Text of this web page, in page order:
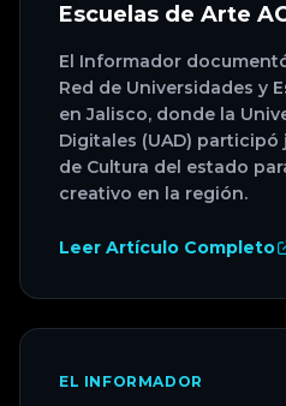
Escuelas de Arte
El Informador
Red de Universidades y
en Jalisco, donde la
Digitales (UAD)
de Cultura del estado
creativo en la región.
Leer Artículo Completo
EL INFORMADOR